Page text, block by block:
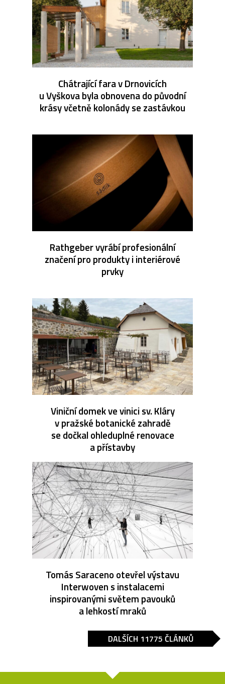
Chátrající fara v Drnovicích
u Vyškova byla obnovena do původní
krásy včetně kolonády se zastávkou
Rathgeber vyrábí profesionální
značení pro produkty i interiérové
prvky
Viniční domek ve vinici sv. Kláry
v pražské botanické zahradě
se dočkal ohleduplné renovace
a přístavby
Tomás Saraceno otevřel výstavu
Interwoven s instalacemi
inspirovanými světem pavouků
a lehkostí mraků
DALŠÍCH 11775 ČLÁNKŮ